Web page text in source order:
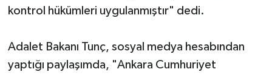
kontrol hükümleri uygulanmıştır" dedi.
Adalet Bakanı Tunç, sosyal medya hesabından
yaptığı paylaşımda, "Ankara Cumhuriyet